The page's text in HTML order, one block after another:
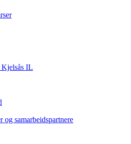
IL
og samarbeidspartnere